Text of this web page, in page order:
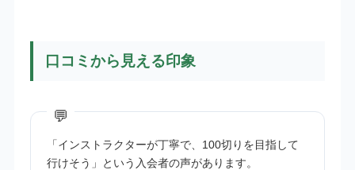
口コミから見える印象
「インストラクターが丁寧で、100切りを目指して
行けそう」という入会者の声があります。